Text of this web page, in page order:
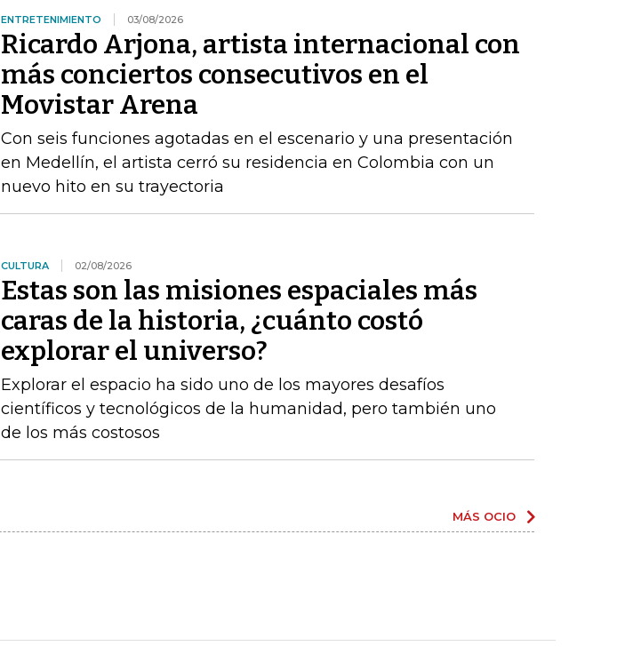
ENTRETENIMIENTO 03/08/2026
Ricardo Arjona, artista internacional con
más conciertos consecutivos en el
Movistar Arena
Con seis funciones agotadas en el escenario y una presentación
en Medellín, el artista cerró su residencia en Colombia con un
nuevo hito en su trayectoria
CULTURA 02/08/2026
Estas son las misiones espaciales más
caras de la historia, ¿cuánto costó
explorar el universo?
Explorar el espacio ha sido uno de los mayores desafíos
científicos y tecnológicos de la humanidad, pero también uno
de los más costosos
MÁS OCIO